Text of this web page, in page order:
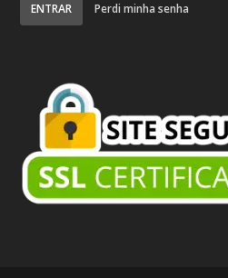
ENTRAR Perdi minha senha